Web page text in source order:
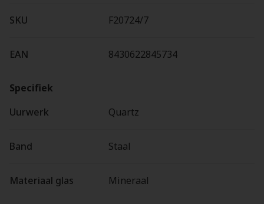
SKU F20724/7
EAN 8430622845734
Specifiek
Uurwerk
Quartz
Band Staal
Materiaal glas Mineraal